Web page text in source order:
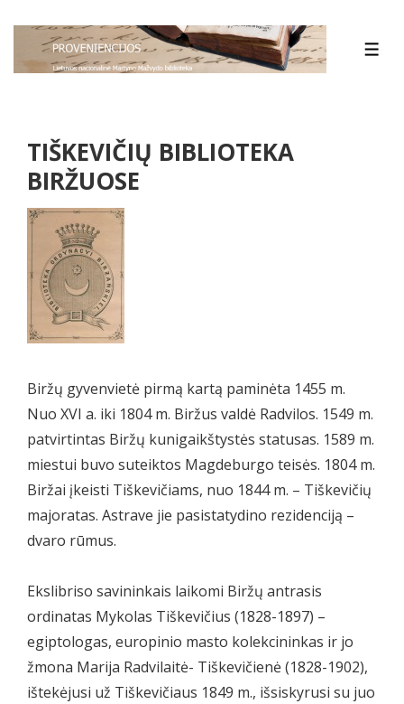
TIŠKEVIČIŲ BIBLIOTEKA
BIRŽUOSE
Biržų gyvenvietė pirmą kartą paminėta 1455 m.
Nuo XVI a. iki 1804 m. Biržus valdė Radvilos. 1549 m.
patvirtintas Biržų kunigaikštystės statusas. 1589 m.
miestui buvo suteiktos Magdeburgo teisės. 1804 m.
Biržai įkeisti Tiškevičiams, nuo 1844 m. – Tiškevičių
majoratas. Astrave jie pasistatydino rezidenciją –
dvaro rūmus.
Ekslibriso savininkais laikomi Biržų antrasis
ordinatas Mykolas Tiškevičius (1828-1897) –
egiptologas, europinio masto kolekcininkas ir jo
žmona Marija Radvilaitė- Tiškevičienė (1828-1902),
ištekėjusi už Tiškevičiaus 1849 m., išsiskyrusi su juo